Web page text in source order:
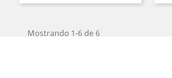
Mostrando 1-6 de 6